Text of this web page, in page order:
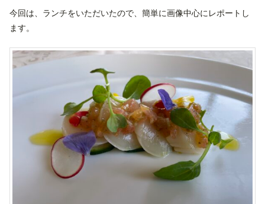
今回は、ランチをいただいたので、簡単に画像中心にレポートし
ます。